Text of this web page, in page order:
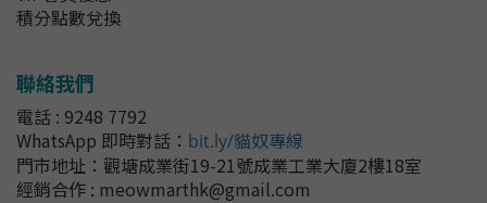
積分點數兌換
聯絡我們
電話 : 9248 7792
WhatsApp 即時對話 ： bit.ly/貓奴專線
門市地址： 觀塘成業街19-21號成業工業大廈2樓18室
經銷合作 : meowmarthk@gmail.com